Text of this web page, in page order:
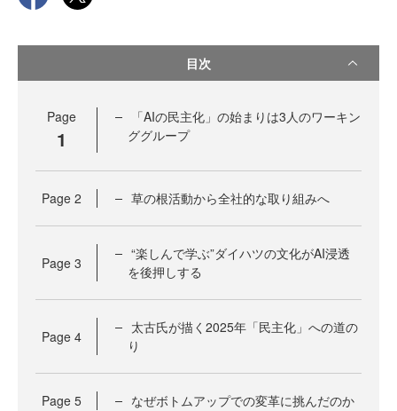
目次
Page
1
「AIの民主化」の始まりは3人のワーキン
ググループ
Page 2 草の根活動から全社的な取り組みへ
Page 3
“楽しんで学ぶ”ダイハツの文化がAI浸透
を後押しする
Page 4
太古氏が描く2025年「民主化」への道の
り
Page 5 なぜボトムアップでの変革に挑んだのか